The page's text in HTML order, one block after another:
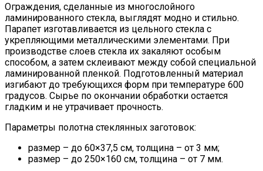
Ограждения, сделанные из многослойного
ламинированного стекла, выглядят модно и стильно.
Парапет изготавливается из цельного стекла с
укрепляющими металлическими элементами. При
производстве слоев стекла их закаляют особым
способом, а затем склеивают между собой специальной
ламинированной пленкой. Подготовленный материал
изгибают до требующихся форм при температуре 600
градусов. Сырье по окончании обработки остается
гладким и не утрачивает прочность.
Параметры полотна стеклянных заготовок:
размер – до 60×37,5 см, толщина – от 3 мм;
размер – до 250×160 см, толщина – от 7 мм.